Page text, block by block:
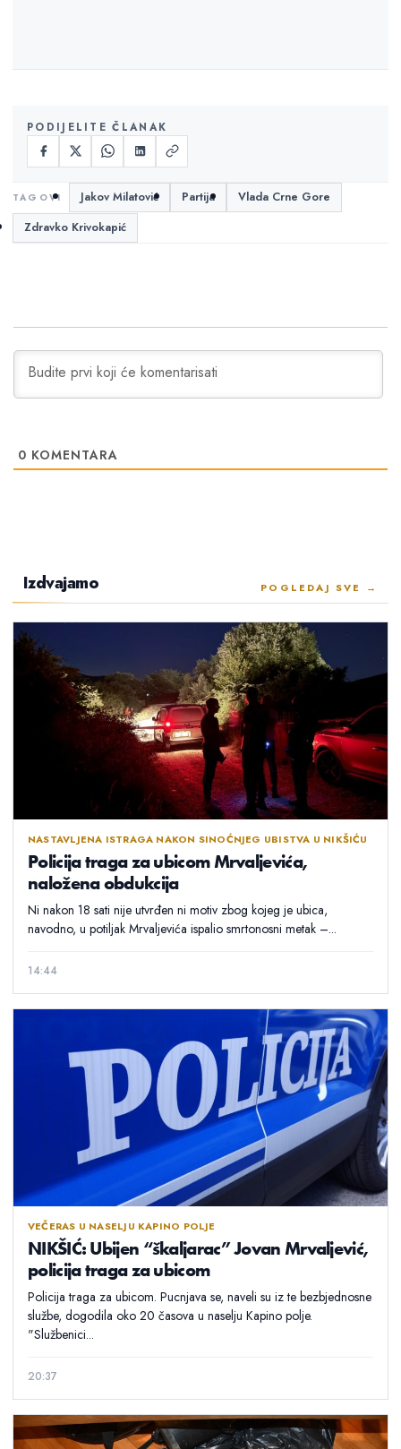
PODIJELITE ČLANAK
Jakov Milatović Partija
Vlada Crne Gore
Zdravko Krivokapić
0 KOMENTARA
Izdvajamo POGLEDAJ SVE →
NASTAVLJENA ISTRAGA NAKON SINOĆNJEG UBISTVA U NIKŠIĆU
Policija traga za ubicom Mrvaljevića,
naložena obdukcija
Ni nakon 18 sati nije utvrđen ni motiv zbog kojeg je ubica,
navodno, u potiljak Mrvaljevića ispalio smrtonosni metak –...
14:44
VEČERAS U NASELJU KAPINO POLJE
NIKŠIĆ: Ubijen “škaljarac” Jovan Mrvaljević,
policija traga za ubicom
Policija traga za ubicom. Pucnjava se, naveli su iz te bezbjednosne
službe, dogodila oko 20 časova u naselju Kapino polje.
"Službenici...
20:37